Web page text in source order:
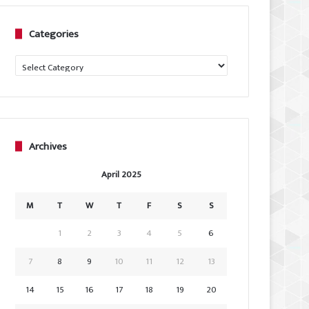
Categories
Categories
Archives
April 2025
M T W T F S
S
1
2 3 4 5
6
7
8 9 10 11 12
13
14
15 16 17 18 19 20